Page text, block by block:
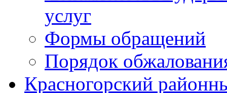
услуг
Формы обращений
Порядок
Красногорский